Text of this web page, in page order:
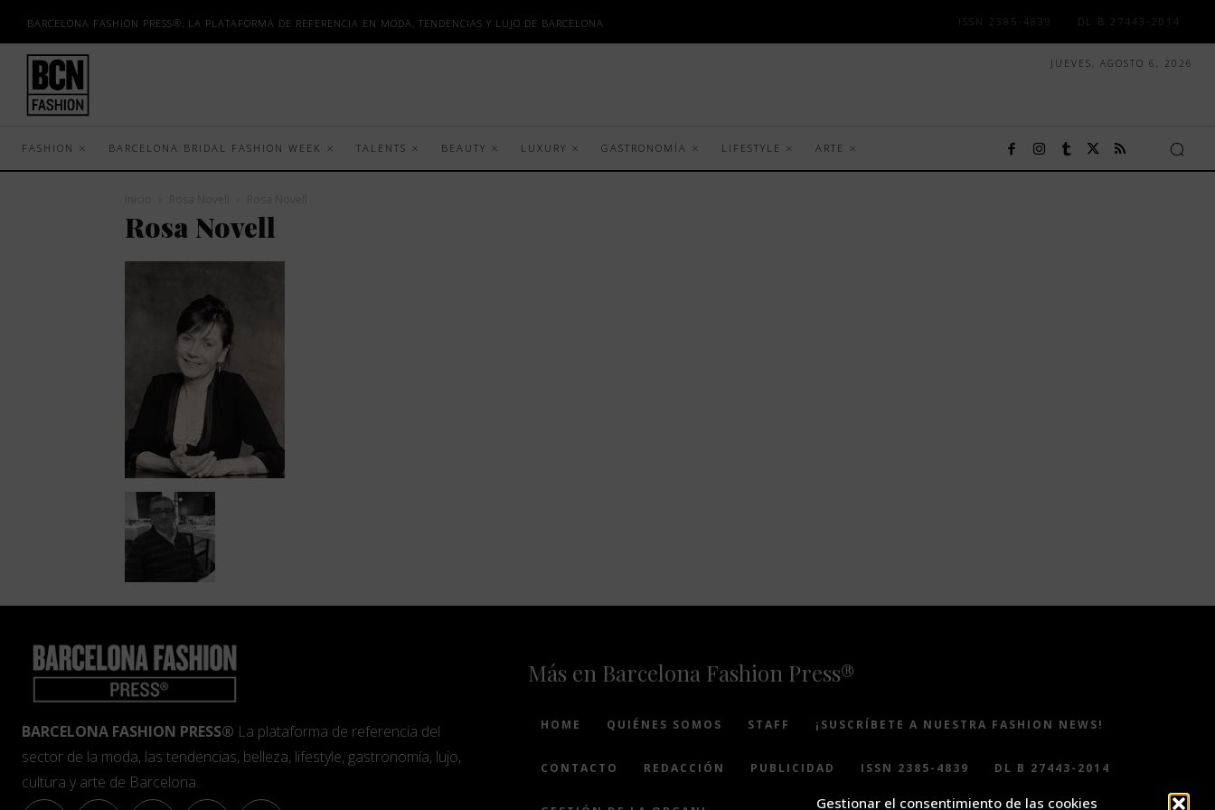
Gestionar el consentimiento de las cookies
BARCELONA FASHION PRESS®, LA PLATAFORMA DE REFERENCIA EN MODA, TENDENCIAS Y LUJO DE BARCELONA ISSN 2385-4839 DL B 27443-2014
JUEVES, AGOSTO 6, 2026
FASHION BARCELONA BRIDAL FASHION WEEK TALENTS BEAUTY LUXURY GASTRONOMÍA LIFESTYLE ARTE
Rosa Novell
BARCELONA FASHION PRESS® La plataforma de referencia del
sector de la moda, las tendencias, belleza, lifestyle, gastronomía, lujo,
cultura y arte de Barcelona.
Más en Barcelona Fashion Press®
HOME QUIÉNES SOMOS STAFF ¡SUSCRÍBETE A NUESTRA FASHION NEWS!
CONTACTO REDACCIÓN PUBLICIDAD ISSN 2385-4839 DL B 27443-2014